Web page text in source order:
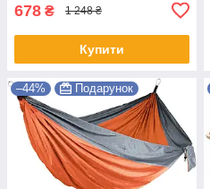
678 ₴ 1 248 ₴
Купити
–44% Подарунок